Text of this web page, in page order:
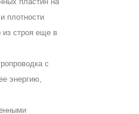
плотности
из строя еще в
с
энергию,